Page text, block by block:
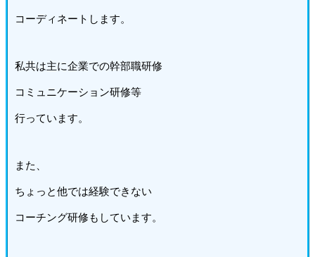
コーディネートします。
私共は主に企業での幹部職研修
コミュニケーション研修等
行っています。
また、
ちょっと他では経験できない
コーチング研修もしています。